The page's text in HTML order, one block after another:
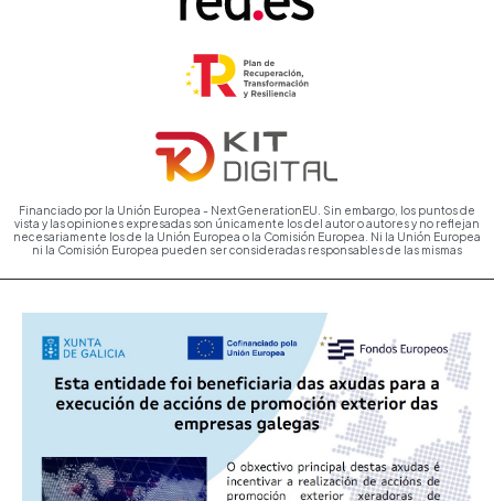
Financiado por la Unión Europea - NextGenerationEU. Sin embargo, los puntos de
vista y las opiniones expresadas son únicamente los del autor o autores y no reflejan
necesariamente los de la Unión Europea o la Comisión Europea. Ni la Unión Europea
ni la Comisión Europea pueden ser consideradas responsables de las mismas